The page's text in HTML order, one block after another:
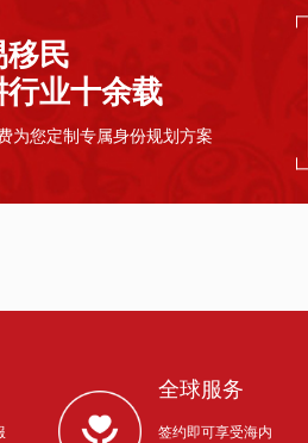
移民
行业十余载
为您定制专属身份规划方案
全球服务
签约即可享受海内